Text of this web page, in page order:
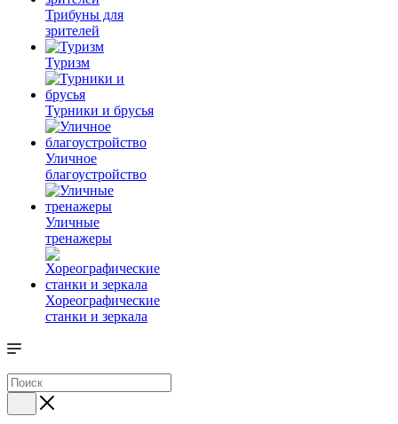
Трибуны для
зрителей
Туризм
Турники и брусья
Уличное
благоустройство
Уличные
тренажеры
Хореографические
станки и зеркала